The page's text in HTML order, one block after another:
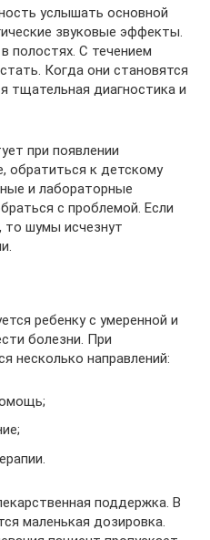
услышать основной
звуковые эффекты.
полостях. С течением
Когда они становятся
тщательная диагностика и
при появлении
обратиться к детскому
и лабораторные
с проблемой. Если
то шумы исчезнут
ребенку с умеренной и
болезни. При
несколько направлений:
поддержка. В
маленькая дозировка.